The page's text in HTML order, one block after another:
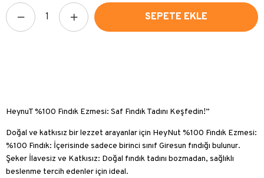
HeynuT %100 Fındık Ezmesi: Saf Fındık Tadını Keşfedin!”
Doğal ve katkısız bir lezzet arayanlar için HeyNut %100 Fındık Ezmesi:
%100 Fındık: İçerisinde sadece birinci sınıf Giresun fındığı bulunur.
Şeker İlavesiz ve Katkısız: Doğal fındık tadını bozmadan, sağlıklı
beslenme tercih edenler için ideal.